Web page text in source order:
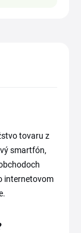
tovaru z
smartfón,
internetovom